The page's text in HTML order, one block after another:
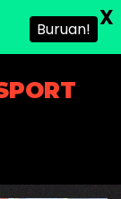
Buruan! X